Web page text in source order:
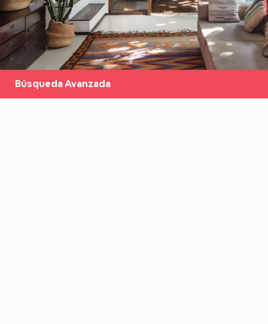
Búsqueda Avanzada